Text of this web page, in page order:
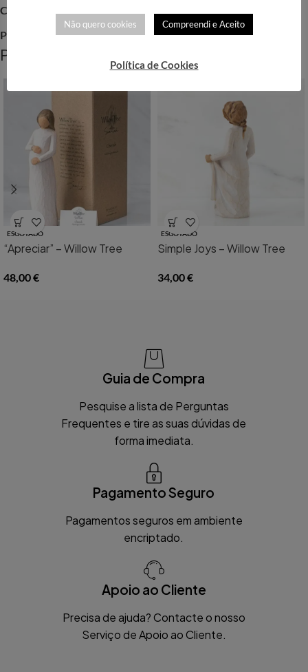
Categoria:
Partilhar:
Produtos Relacionados
ESGOTADO
“Apreciar” – Willow Tree
48,00€
ESGOTADO
Simple Joys – Willow Tree
34,00€
Guia de Compra
Pesquise a lista de Perguntas
Frequentes e tire as suas dúvidas de
forma imediata.
Pagamento Seguro
Pagamentos seguros em ambiente
encriptado.
Apoio ao Cliente
Precisa de ajuda? Contacte o nosso
Serviço de Apoio ao Cliente.
Não quero cookies Compreendi e Aceito
Política de Cookies